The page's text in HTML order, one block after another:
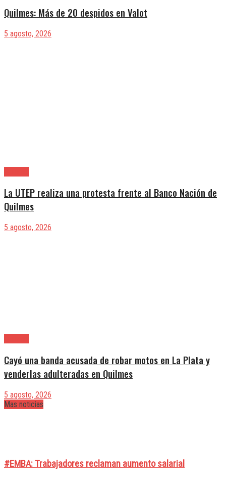
Quilmes: Más de 20 despidos en Valot
5 agosto, 2026
La UTEP realiza una protesta frente al Banco Nación de
Quilmes
5 agosto, 2026
Cayó una banda acusada de robar motos en La Plata y
venderlas adulteradas en Quilmes
5 agosto, 2026
Mas noticias
#EMBA: Trabajadores reclaman aumento salarial